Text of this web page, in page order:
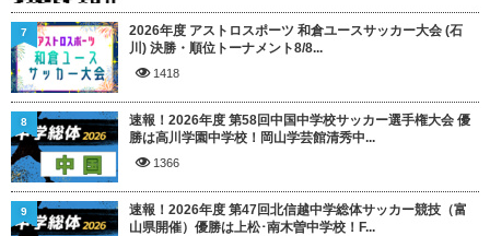
2026年度 アストロスポーツ 和倉ユースサッカー大会 (石
川) 決勝・順位トーナメント8/8...
1418
7
速報！2026年度 第58回中国中学校サッカー選手権大会 優
勝は高川学園中学校！岡山学芸館清秀中...
1366
8
速報！2026年度 第47回北信越中学総体サッカー競技（富
山県開催）優勝は上松･南木曽中学校！F...
9